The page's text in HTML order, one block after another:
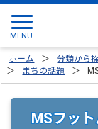
ホーム 分類から
まちの話題
MSフッ